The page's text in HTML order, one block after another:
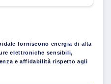
forniscono energia di alta
elettroniche sensibili,
e affidabilità rispetto agli